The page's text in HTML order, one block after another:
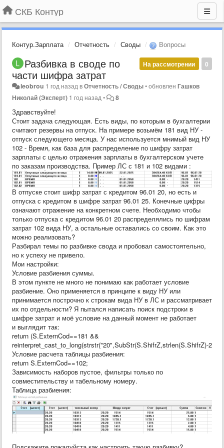
СКБ Контур
Контур.Зарплата Отчетность Своды Вопросы
0
На рассмотрении
Разбивка в своде по
части шифра затрат
leobrou 1 год назад вОтчетность / Своды•обновленГашков
Николай (Эксперт) 1 год назад • 8
Здравствуйте!
Стоит задача следующая. Есть виды, по которым в бухгалтерии
считают резервы на отпуск. На примере возьмём 181 вид НУ -
отпуск следующего месяца. У нас используется мнимый вид НУ
102 - Время, как база для распределение по шифру затрат
зарплаты с целью отражения зарплаты в бухгалтерском учете
по заказам производства. Пример ЛС с 181 и 102 видами :
В отпуске стоит шифр затрат с кредитом 96.01 20, но есть и
отпуска с кредитом в шифре затрат 96.01 25. Конечные цифры
означают отражение на конкретном счете. Необходимо чтобы
только отпуска с кредитом 96.01 20 распределялись по шифрам
затрат 102 вида НУ, а остальные оставались со своим. Как это
можно реализовать?
Разбирал темы по разбивке свода и пробовал самостоятельно,
но к успеху не привело.
Мои настройки:
Условие разбиения суммы.
В этом пункте не много не понимаю как работает условие
разбиение. Оно применяется в принципе к виду НУ или
принимается построчно к строкам вида НУ в ЛС и рассматривает
их по отдельности? Я пытался написать поиск подстроки в
шифре затрат и моё условие на данный момент не работает
и выглядит так:
return (S.ExternCod==181 &&
reinterpret_cast_to_long(strstr("20",SubStr(S.ShifrZ,strlen(S.ShifrZ)-2))));
Условие расчета таблицы разбиения:
return S.ExternCod==102;
Зависимость наборов пустое, фильтры только по
совместительству и табельному номеру.
Таблица разбиения: